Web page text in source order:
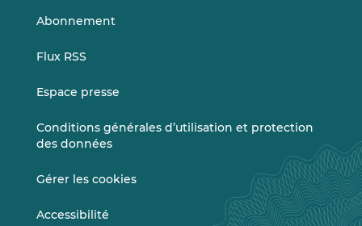
Abonnement
Flux RSS
Espace presse
Conditions générales d’utilisation et protection
des données
Gérer les cookies
Accessibilité